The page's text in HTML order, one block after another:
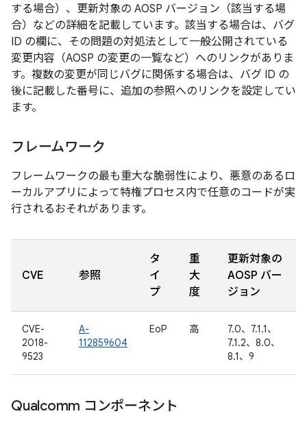
する場合）、更新対象の AOSP バージョン（該当する場
合）などの詳細を記載しています。該当する場合は、バグ
ID の欄に、その問題の対処法として一般公開されている
変更内容（AOSP の変更の一覧など）へのリンクがありま
す。複数の変更が同じバグに関係する場合は、バグ ID の
後に記載した番号に、追加の参照へのリンクを設定してい
ます。
フレームワーク
フレームワークの最も重大な脆弱性により、悪意のあるロ
ーカルアプリによって特権プロセス内で任意のコードが実
行されるおそれがあります。
CVE 参照
タ
イ
プ
重
大
度
更新対象の
AOSP バー
ジョン
CVE-
2018-
9523
A-
112859604
EoP 高
7.0、7.1.1、
7.1.2、8.0、
8.1、9
Qualcomm コンポーネント